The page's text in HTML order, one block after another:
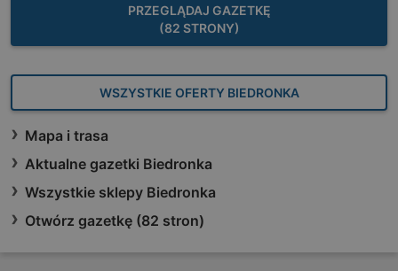
PRZEGLĄDAJ GAZETKĘ
(82 STRONY)
WSZYSTKIE OFERTY BIEDRONKA
Mapa i trasa
Aktualne gazetki Biedronka
Wszystkie sklepy Biedronka
Otwórz gazetkę (82 stron)